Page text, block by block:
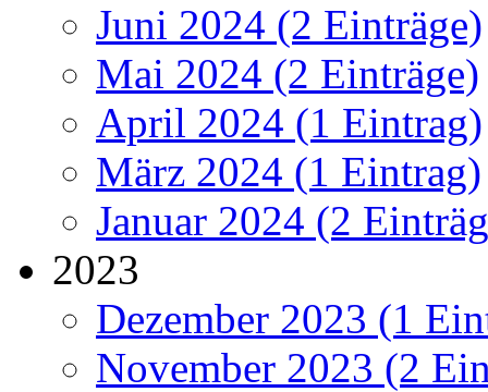
Juni 2024 (2 Einträge)
Mai 2024 (2 Einträge)
April 2024 (1 Eintrag)
März 2024 (1 Eintrag)
Januar 2024 (2
2023
Dezember 2023 (1
November 2023 (2